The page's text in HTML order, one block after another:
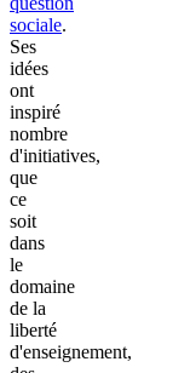
sociale.
Ses
idées
ont
inspiré
nombre
d'initiatives,
que
ce
soit
dans
le
domaine
de la
liberté
d'enseignement,